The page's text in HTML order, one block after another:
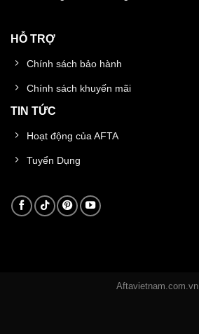
HỖ TRỢ
Chính sách bảo hành
Chính sách khuyến mãi
TIN TỨC
Hoạt động của AFTA
Tuyển Dụng
Aftavietnam.com.vn